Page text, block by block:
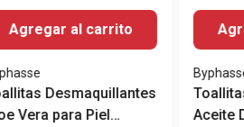
Agregar al carrito
Desmaquillantes
Vera para Piel
Aceite